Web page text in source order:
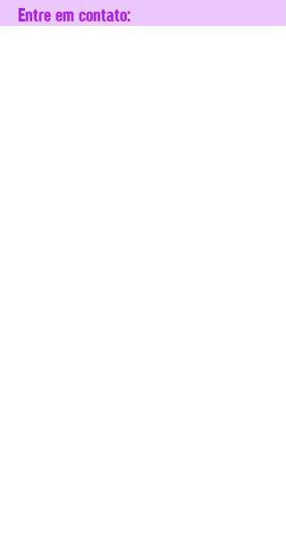
Entre em contato: